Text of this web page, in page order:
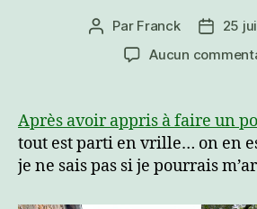
Auteur
l’article
Par Franck
Date
25
Aucun
Après avoir appris à faire un
tout est parti en vrille… on en
je ne sais pas si je pourrais